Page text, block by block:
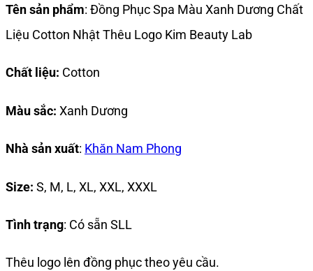
Tên sản phẩm: Đồng Phục Spa Màu Xanh Dương Chất
Liệu Cotton Nhật Thêu Logo Kim Beauty Lab
Chất liệu: Cotton
Màu sắc: Xanh Dương
Nhà sản xuất: Khăn Nam Phong
Size: S, M, L, XL, XXL, XXXL
Tình trạng: Có sẵn SLL
Thêu logo lên đồng phục theo yêu cầu.